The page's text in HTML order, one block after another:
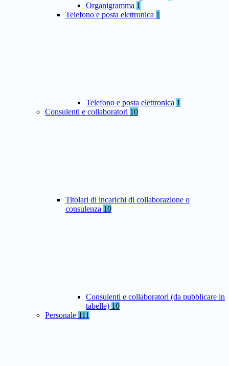
Organigramma 1
Telefono e posta elettronica 1
Telefono e posta elettronica 1
Consulenti e collaboratori 10
Titolari di incarichi di collaborazione o
consulenza 10
Consulenti e collaboratori (da pubblicare in
tabelle) 10
Personale 111